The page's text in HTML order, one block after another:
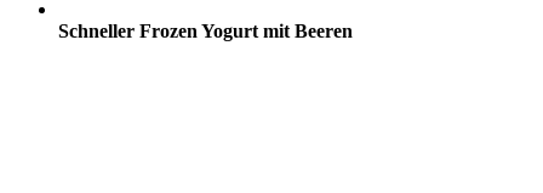
Schneller Frozen Yogurt mit Beeren